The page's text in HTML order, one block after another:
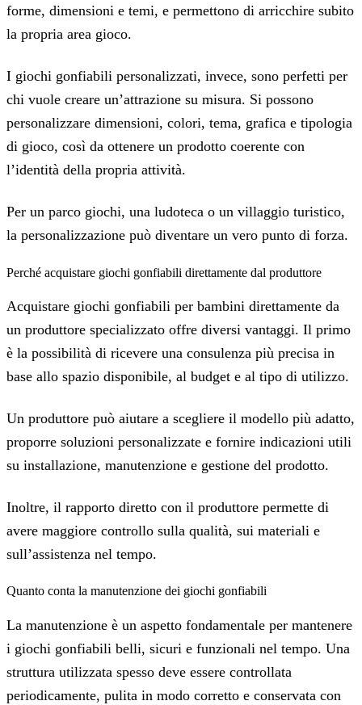
forme, dimensioni e temi, e permettono di arricchire subito
la propria area gioco.
I giochi gonfiabili personalizzati, invece, sono perfetti per
chi vuole creare un’attrazione su misura. Si possono
personalizzare dimensioni, colori, tema, grafica e tipologia
di gioco, così da ottenere un prodotto coerente con
l’identità della propria attività.
Per un parco giochi, una ludoteca o un villaggio turistico,
la personalizzazione può diventare un vero punto di forza.
Perché acquistare giochi gonfiabili direttamente dal produttore
Acquistare giochi gonfiabili per bambini direttamente da
un produttore specializzato offre diversi vantaggi. Il primo
è la possibilità di ricevere una consulenza più precisa in
base allo spazio disponibile, al budget e al tipo di utilizzo.
Un produttore può aiutare a scegliere il modello più adatto,
proporre soluzioni personalizzate e fornire indicazioni utili
su installazione, manutenzione e gestione del prodotto.
Inoltre, il rapporto diretto con il produttore permette di
avere maggiore controllo sulla qualità, sui materiali e
sull’assistenza nel tempo.
Quanto conta la manutenzione dei giochi gonfiabili
La manutenzione è un aspetto fondamentale per mantenere
i giochi gonfiabili belli, sicuri e funzionali nel tempo. Una
struttura utilizzata spesso deve essere controllata
periodicamente, pulita in modo corretto e conservata con